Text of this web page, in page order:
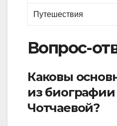
Путешествия
Вопрос-
Каковы
из
Чотчаевой?